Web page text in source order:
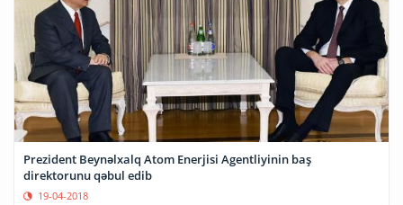
Prezident Beynəlxalq Atom Enerjisi Agentliyinin baş
direktorunu qəbul edib
19-04-2018